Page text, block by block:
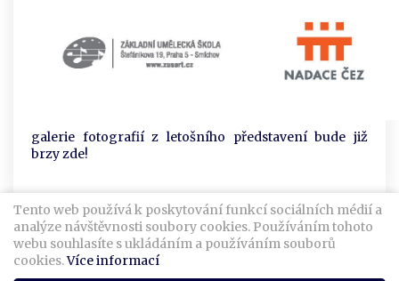
Tento web používá k poskytování funkcí sociálních médií a
analýze návštěvnosti soubory cookies. Používáním tohoto
webu souhlasíte s ukládáním a používáním souborů
cookies.Více informací
galerie fotografií z letošního představení bude již
brzy zde!
© 2016 Jaro Dance Group